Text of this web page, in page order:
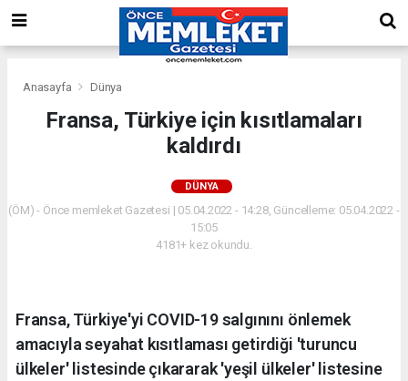
Anasayfa Dünya
Fransa, Türkiye için kısıtlamaları
kaldırdı
DÜNYA
(ÖM) - Önce memleket Gazetesi | 05.04.2022 - 14:28, Güncelleme: 05.04.2022 -
15:05
4181+ kez okundu.
Fransa, Türkiye'yi COVID-19 salgınını önlemek
amacıyla seyahat kısıtlaması getirdiği 'turuncu
ülkeler' listesinde çıkararak 'yeşil ülkeler' listesine